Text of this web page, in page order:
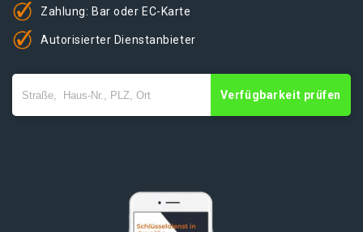
Zahlung: Bar oder EC-Karte
Autorisierter Dienstanbieter
Verfügbarkeit prüfen